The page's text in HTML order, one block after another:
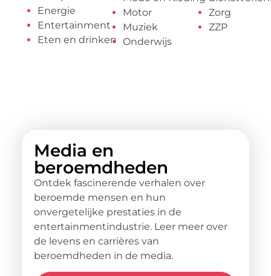
Energie
Entertainment
Eten en drinken
Motor
Muziek
Onderwijs
Zorg
ZZP
Media en
beroemdheden
Ontdek fascinerende verhalen over
beroemde mensen en hun
onvergetelijke prestaties in de
entertainmentindustrie. Leer meer over
de levens en carrières van
beroemdheden in de media.